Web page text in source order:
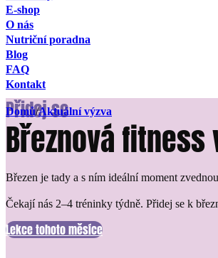
E-shop
O nás
Nutriční poradna
Blog
FAQ
Kontakt
Domů/Aktuální výzva
Přidej se
Březnová fitness
Březen je tady a s ním ideální moment
Čekají nás 2–4 tréninky týdně. Přidej se k
Lekce tohoto měsíce